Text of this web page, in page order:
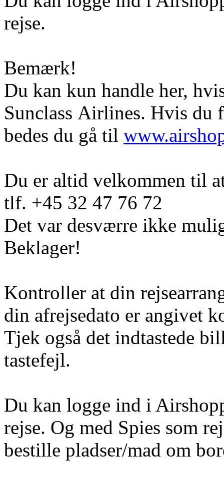
rejse.
Bemærk!
Du kan kun handle her,
Sunclass Airlines. Hvis du
bedes du gå til
Du er altid velkommen til
tlf. +45 32 47 76 72
Det var desværre ikke
Beklager!
Kontroller at din
din afrejsedato er angivet
Tjek også det indtastede
tastefejl.
Du kan logge ind i
rejse. Og med Spies som
bestille pladser/mad om